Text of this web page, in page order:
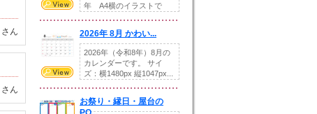
さん
さん
年 A4横のイラストで
2026年 8月 かわい...
2026年（令和8年）8月の
カレンダーです。 サイ
ズ：横1480px 縦1047px...
お祭り・縁日・屋台の